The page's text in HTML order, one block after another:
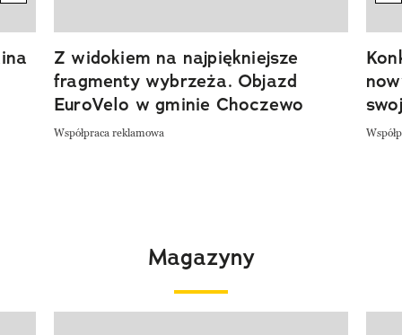
Z widokiem na najpiękniejsze
fragmenty wybrzeża. Objazd
EuroVelo w gminie Choczewo
Współpraca reklamowa
Magazyny